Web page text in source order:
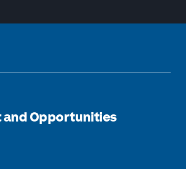
and Opportunities